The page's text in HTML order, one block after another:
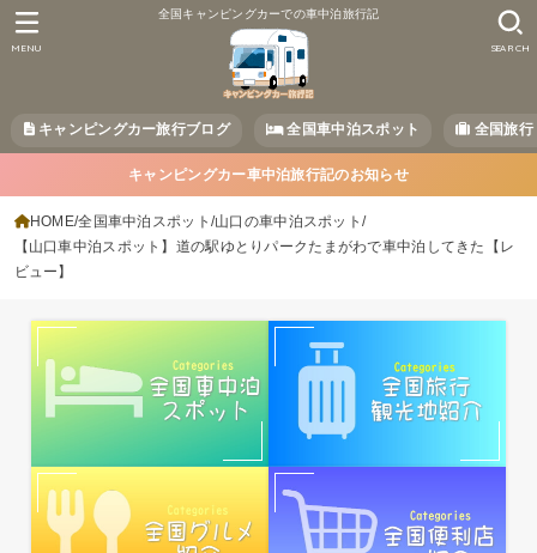
全国キャンピングカーでの車中泊旅行記
キャンピングカー旅行ブログ 全国車中泊スポット 全国旅行
SEARCH
MENU
キャンピングカー車中泊旅行記のお知らせ
HOME 全国車中泊スポット 山口の車中泊スポット
【山口車中泊スポット】道の駅ゆとりパークたまがわで車中泊してきた【レ
ビュー】